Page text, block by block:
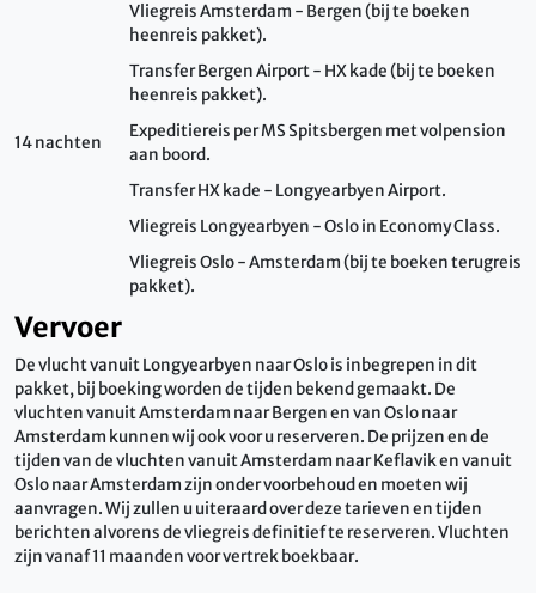
Vliegreis Amsterdam - Bergen (bij te boeken
heenreis pakket).
Transfer Bergen Airport - HX kade (bij te boeken
heenreis pakket).
14 nachten
Expeditiereis per MS Spitsbergen met volpension
aan boord.
Transfer HX kade - Longyearbyen Airport.
Vliegreis Longyearbyen - Oslo in Economy Class.
Vliegreis Oslo - Amsterdam (bij te boeken terugreis
pakket).
Vervoer
De vlucht vanuit Longyearbyen naar Oslo is inbegrepen in dit
pakket, bij boeking worden de tijden bekend gemaakt. De
vluchten vanuit Amsterdam naar Bergen en van Oslo naar
Amsterdam kunnen wij ook voor u reserveren. De prijzen en de
tijden van de vluchten vanuit Amsterdam naar Keflavik en vanuit
Oslo naar Amsterdam zijn onder voorbehoud en moeten wij
aanvragen. Wij zullen u uiteraard over deze tarieven en tijden
berichten alvorens de vliegreis definitief te reserveren. Vluchten
zijn vanaf 11 maanden voor vertrek boekbaar.